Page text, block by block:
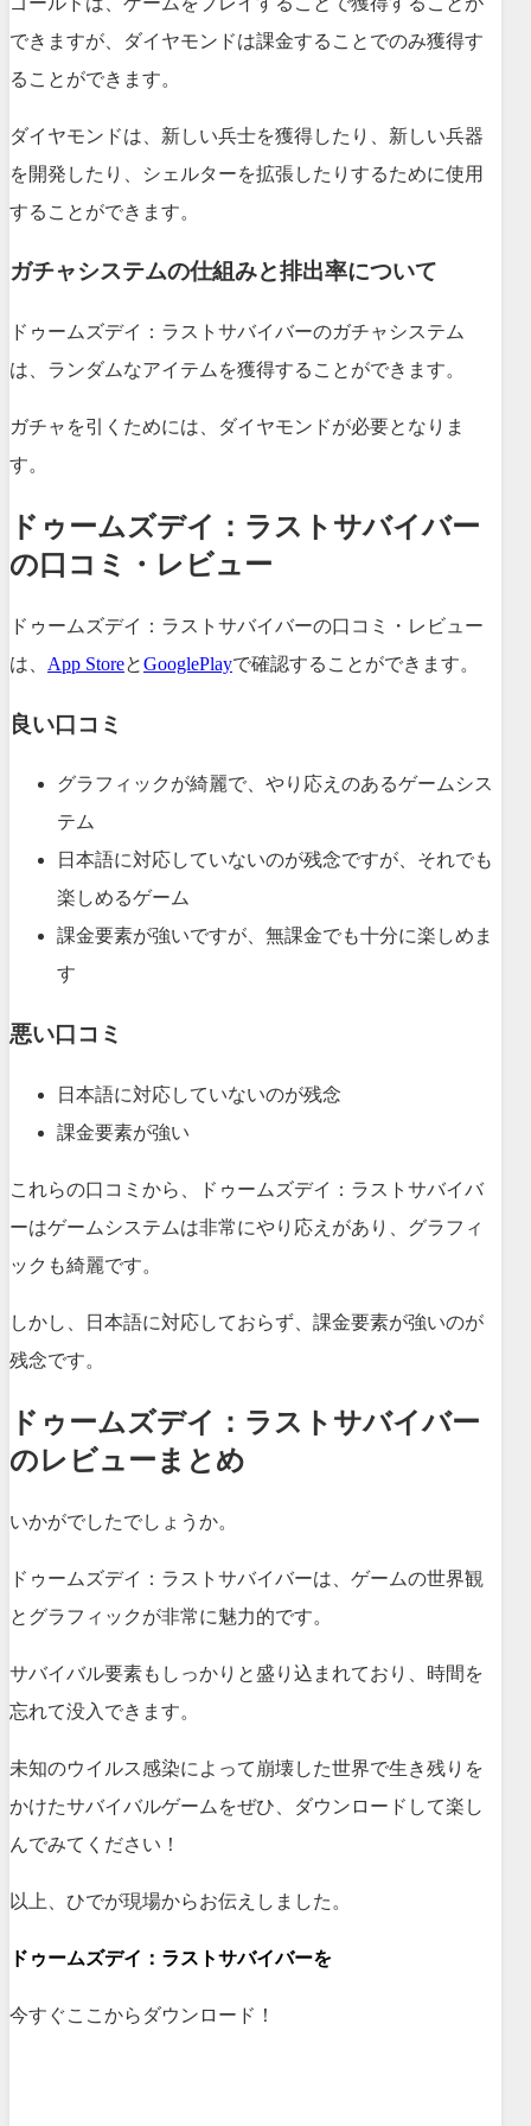
できますが、ダイヤモンドは課金することでのみ獲得す
ることができます。
ダイヤモンドは、新しい兵士を獲得したり、新しい兵器
を開発したり、シェルターを拡張したりするために使用
することができます。
ガチャシステムの仕組みと排出率について
ドゥームズデイ：ラストサバイバーのガチャシステム
は、ランダムなアイテムを獲得することができます。
ガチャを引くためには、ダイヤモンドが必要となりま
す。
ドゥームズデイ：ラストサバイバー
の口コミ・レビュー
ドゥームズデイ：ラストサバイバーの口コミ・レビュー
は、 App StoreとGooglePlayで確認することができます。
良い口コミ
グラフィックが綺麗で、やり応えのあるゲームシス
テム
日本語に対応していないのが残念ですが、それでも
楽しめるゲーム
課金要素が強いですが、無課金でも十分に楽しめま
す
悪い口コミ
日本語に対応していないのが残念
課金要素が強い
これらの口コミから、
ドゥームズデイ：ラストサバイバ
ーはゲームシステムは非常にやり応えがあり、グラフィ
ックも綺麗です。
しかし、日本語に対応しておらず、課金要素が強いのが
残念です。
ドゥームズデイ：ラストサバイバー
のレビューまとめ
いかがでしたでしょうか。
ドゥームズデイ：ラストサバイバーは、ゲームの世界観
とグラフィックが非常に魅力的です。
サバイバル要素もしっかりと盛り込まれており、時間を
忘れて没入できます。
未知のウイルス感染によって崩壊した世界で生き残りを
かけたサバイバルゲームをぜひ、ダウンロードして楽し
んでみてください！
以上、ひでが現場からお伝えしました。
ドゥームズデイ：ラストサバイバーを
今すぐここからダウンロード！